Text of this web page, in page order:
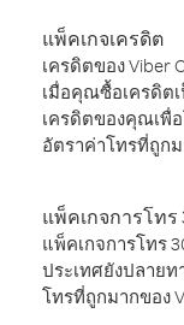
แพ็คเกจเครดิต
เครดิตของ Viber
เมื่อคุณซื้อเครดิต
เครดิตของคุณเพื่
อัตราค่าโทรที่ถูก
แพ็คเกจการโทร
แพ็คเกจการโทร
ประเทศยังปลาย
โทรที่ถูกมากของ